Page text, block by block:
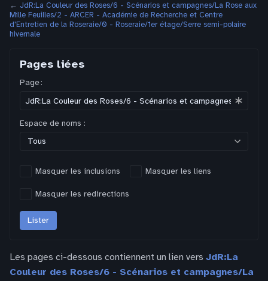
← JdR:La Couleur des Roses/6 - Scénarios et campagnes/La Rose aux
Mille Feuilles/2 - ARCER - Académie de Recherche et Centre
d'Entretien de la Roseraie/0 - Roseraie/1er étage/Serre semi-polaire
hivernale
Pages liées
Page :
Espace de noms :
Tous
Masquer les inclusions Masquer les liens
Masquer les redirections
Lister
Les pages ci-dessous contiennent un lien vers JdR:La
Couleur des Roses/6 - Scénarios et campagnes/La